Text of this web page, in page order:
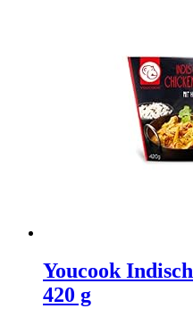
Youcook
420 g